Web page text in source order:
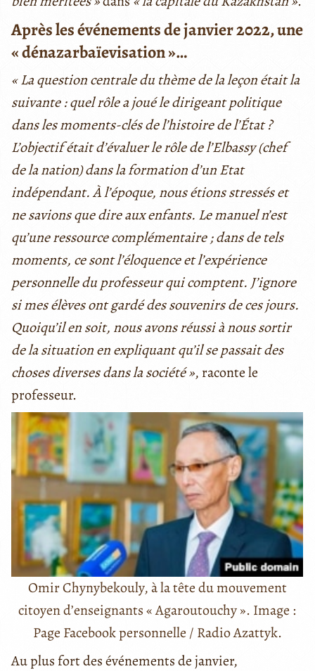
Après les événements de janvier 2022, une
« dénazarbaïevisation »…
« La question centrale du thème de la leçon était la
suivante : quel rôle a joué le dirigeant politique
dans les moments-clés de l’histoire de l’État ?
L’objectif était d’évaluer le rôle de l’Elbassy (chef
de la nation) dans la formation d’un Etat
indépendant. À l’époque, nous étions stressés et
ne savions que dire aux enfants. Le manuel n’est
qu’une ressource complémentaire ; dans de tels
moments, ce sont l’éloquence et l’expérience
personnelle du professeur qui comptent. J’ignore
si mes élèves ont gardé des souvenirs de ces jours.
Quoiqu’il en soit, nous avons réussi à nous sortir
de la situation en expliquant qu’il se passait des
choses diverses dans la société », raconte le
professeur.
Omir Chynybekouly, à la tête du mouvement
citoyen d’enseignants « Agaroutouchy ». Image :
Page Facebook personnelle / Radio Azattyk.
Au plus fort des événements de janvier,